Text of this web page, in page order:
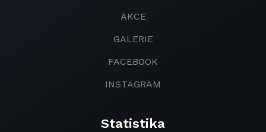
AKCE
GALERIE
FACEBOOK
INSTAGRAM
Statistika